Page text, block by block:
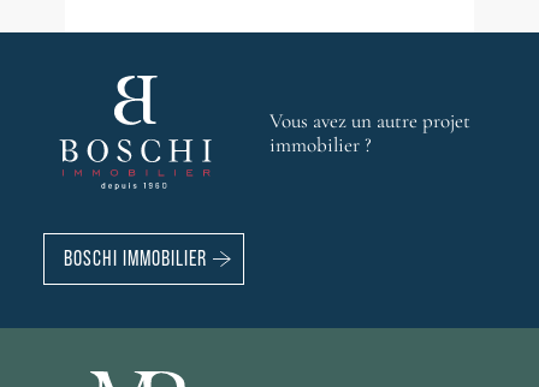
Vous avez un autre projet
immobilier ?
BOSCHI IMMOBILIER